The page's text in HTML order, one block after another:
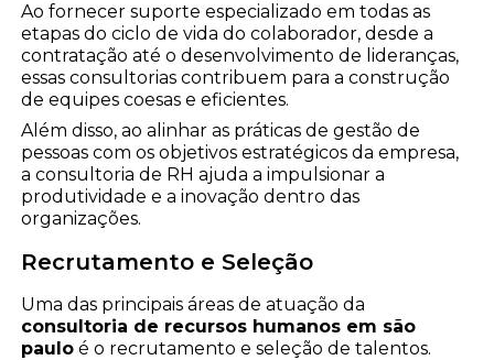
Ao fornecer suporte especializado em todas as
etapas do ciclo de vida do colaborador, desde a
contratação até o desenvolvimento de lideranças,
essas consultorias contribuem para a construção
de equipes coesas e eficientes.
Além disso, ao alinhar as práticas de gestão de
pessoas com os objetivos estratégicos da empresa,
a consultoria de RH ajuda a impulsionar a
produtividade e a inovação dentro das
organizações.
Recrutamento e Seleção
Uma das principais áreas de atuação da
consultoria de recursos humanos em são
paulo é o recrutamento e seleção de talentos.